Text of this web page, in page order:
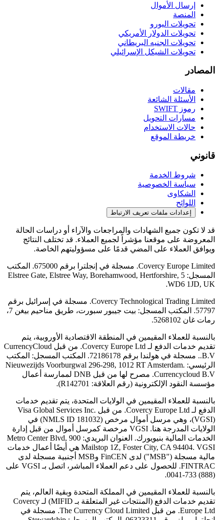
إرسال الأموال
المنصة
تحويلات اليورو
تحويلات الدولار الأمريكي
تحويلات الجنيه البريطاني
تحويلات الشيكل الإسرائيلي
المصادر
مقالات
الأسئلة الشائعة
رموز SWIFT
مسارات التحويل
حالات الاستخدام
خريطة الموقع
قانوني
شروط الخدمة
سياسة الخصوصية
الشكاوى
اللوائح
إعدادات ملفات تعريف الارتباط
قد لا تكون جميع الشهادات والمراجعات والآراء أو دراسات الحالة
المعروضة على موقعنا مؤشراً لجميع العملاء. قد تختلف النتائج
ويوافق العملاء على المضي قدمًا على مسؤوليتهم الخاصة.
Covercy Europe Limited. مسجلة في إنجلترا برقم 675000. المكتب
المسجل: 5 Elstree Gate, Elstree Way, Borehamwood, Hertforshire,
WD6 1JD, UK.
Covercy Technological Trading Limited. مسجلة في إسرائيل برقم
57797. المكتب المسجل: بيت جيبور سبورت، طريق مناحيم بيغن 7،
رمات غان 5268102.
بالنسبة للعملاء المقيمين في المنطقة الاقتصادية الأوروبية، يتم
تقديم خدمات الدفع لـ Covercy Europe Ltd. من قبل CurrencyCloud
B.V.. مسجلة في هولندا برقم 72186178. المكتب المسجل: المكتب
الرئيسي: Nieuwezijds Voorburgwal 296-298, 1012 RT Amsterdam.
Currencycloud B.V. مصرح لها من قبل DNB لممارسة أعمال
مؤسسة النقود الإلكترونية (رقم العلاقة: R142701).
بالنسبة للعملاء المقيمين في الولايات المتحدة، يتم تقديم خدمات
الدفع لـ Covercy Europe Ltd. من قبل Visa Global Services Inc.
(VGSI)، وهي مرسل أموال مرخص (NMLS ID 181032) في
الولايات المدرجة هنا. VGSI مرخصة كمرسل أموال من قبل إدارة
الخدمات المالية بنيويورك. العنوان البريدي: 900 Metro Center Blvd,
Mailstop 1Z, Foster City, CA 94404. VGSI هي أيضًا أعمال خدمات
مالية مسجلة ("MSB") لدى FinCEN وMSB أجنبية مسجلة لدى
FINTRAC. للحصول على دعم العملاء المباشر، اتصل بـ VGSI على
(888) 733-0041.
بالنسبة للعملاء المقيمين في المملكة المتحدة وبقية العالم، يتم
تقديم خدمات الدفع (المنتجات غير المتعلقة بـ MIFID) لـ Covercy
Europe Ltd. من قبل The Currency Cloud Limited. مسجلة في